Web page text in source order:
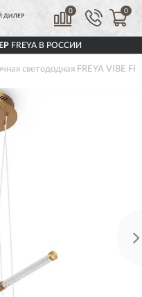
0 0
FREYA В РОССИИ
светододная FREYA VIBE